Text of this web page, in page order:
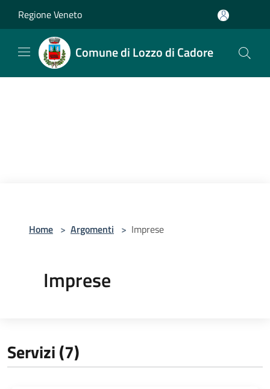
Regione Veneto
Comune di Lozzo di Cadore
Home > Argomenti > Imprese
Imprese
Servizi (7)